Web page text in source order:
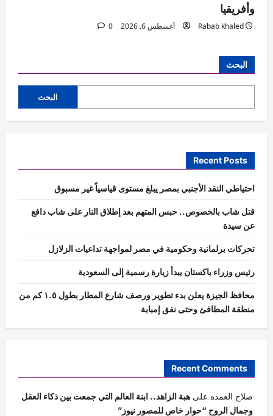
وأفريقيا
Rabab khaled أغسطس 6, 2026 0
البحث
البحث
Recent Posts
احتياطي النقد الأجنبي بمصر يبلغ مستوى قياسياً غير مسبوق
قتل شاب بالخصوص.. حبس المتهم بعد إطلاق النار على شاب دافع
عن سيدة
تحركات برلمانية وحكومية في مصر لمواجهة تداعيات الزلازل
رئيس وزراء باكستان يبدأ زيارة رسمية إلى السعودية
محافظ الجيزة يعلن بدء تطوير ورصف شارع المطار بطول ١.٥ كم من
منطقة المطافئ وحتى نفق إمبابة
Recent Comments
صلاح العمده على هبة الزاهد.. ابنة العالم التي جمعت بين ذكاء العقل
وجمال الروح “حوار خاص للمصور نيوز”